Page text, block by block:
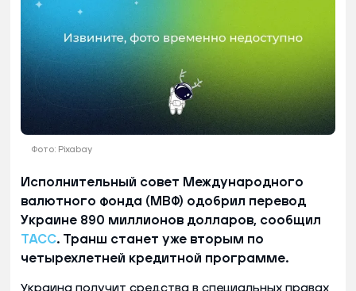
Фото: Pixabay
Исполнительный совет Международного
валютного фонда (МВФ) одобрил перевод
Украине 890 миллионов долларов, сообщил
ТАСС. Транш станет уже вторым по
четырехлетней кредитной программе.
Украина получит средства в специальных правах